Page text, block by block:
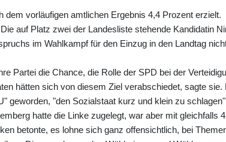
dem vorläufigen amtlichen Ergebnis 4,4 Prozent erzielt.
auf Platz zwei der Landesliste stehende Kandidatin
im Wahlkampf für den Einzug in den Landtag
Partei die Chance, die Rolle der SPD bei der
hätten sich von diesem Ziel verabschiedet, sagte sie.
geworden, "den Sozialstaat kurz und klein zu
hatte die Linke zugelegt, war aber mit gleichfalls
betonte, es lohne sich ganz offensichtlich, bei